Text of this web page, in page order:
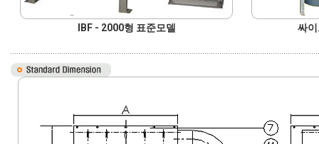
IBF - 2000형 표준모델 싸